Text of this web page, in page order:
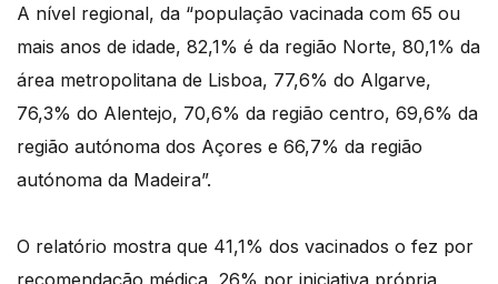
A nível regional, da “população vacinada com 65 ou
mais anos de idade, 82,1% é da região Norte, 80,1% da
área metropolitana de Lisboa, 77,6% do Algarve,
76,3% do Alentejo, 70,6% da região centro, 69,6% da
região autónoma dos Açores e 66,7% da região
autónoma da Madeira”.
O relatório mostra que 41,1% dos vacinados o fez por
recomendação médica, 26% por iniciativa própria,